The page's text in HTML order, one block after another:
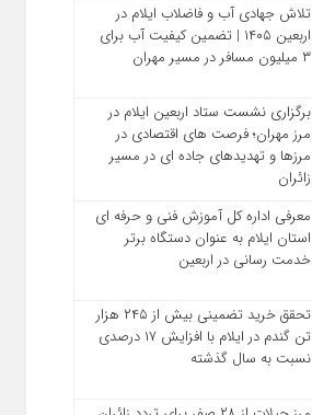
تلاش جهادی آب و فاضلاب ایلام در
اربعین ۱۴۰۵ | تضمین کیفیت آب برای
۳ میلیون مسافر در مسیر مهران
برگزاری نشست ستاد اربعین ایلام در
مرز مهران؛ فرصت‌ های اقتصادی در
مرزها و تهدیدهای جاده‌ ای در مسیر
زائران
معرفی اداره کل آموزش فنی و حرفه‌ ای
استان ایلام به‌ عنوان دستگاه برتر
خدمت‌ رسانی در اربعین
تحقق خرید تضمینی بیش از ۲۴۵ هزار
تن گندم در ایلام با افزایش ۱۷ درصدی
نسبت به سال گذشته